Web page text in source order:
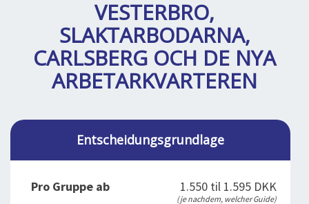
BUCHUNG
VORTRAG
VESTERBRO,
SLAKTARBODARNA,
CARLSBERG OCH DE NYA
ARBETARKVARTEREN
Entscheidungsgrundlage
Pro Gruppe ab 1.550 til 1.595 DKK
(je nachdem, welcher Guide)